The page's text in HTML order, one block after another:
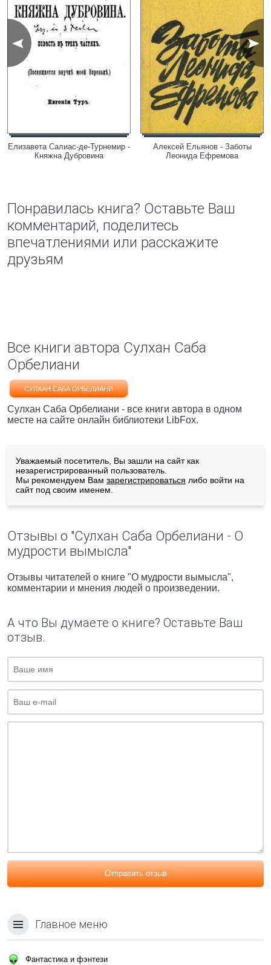
Елизавета Салиас-де-Турнемир -
Княжна Дубровина
Алексей Ельянов - Заботы
Леонида Ефремова
Понравилась книга? Оставьте Ваш
комментарий, поделитесь
впечатлениями или расскажите
друзьям
Все книги автора Сулхан Саба
Орбелиани
СУЛХАН САБА ОРБЕЛИАНИ
Сулхан Саба Орбелиани - все книги автора в одном
месте на сайте онлайн библиотеки LibFox.
Уважаемый посетитель, Вы зашли на сайт как
незарегистрированный пользователь.
Мы рекомендуем Вам зарегистрироваться либо войти на
сайт под своим именем.
Отзывы о "Сулхан Саба Орбелиани - О
мудрости вымысла"
Отзывы читателей о книге "О мудрости вымысла",
комментарии и мнения людей о произведении.
А что Вы думаете о книге? Оставьте Ваш
отзыв.
Отправить отзыв
Главное меню
Фантастика и фэнтези